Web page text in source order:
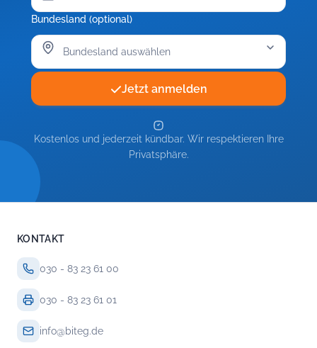
Bundesland (optional)
Jetzt anmelden
Kostenlos und jederzeit kündbar. Wir respektieren Ihre
Privatsphäre.
KONTAKT
030 - 83 23 61 00
030 - 83 23 61 01
info@biteg.de